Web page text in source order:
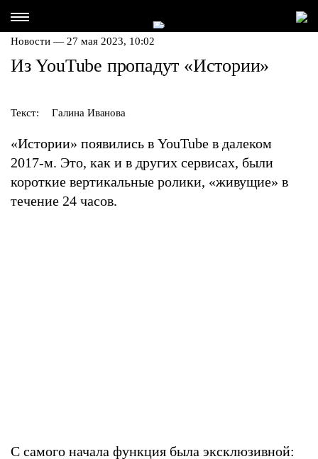
Новости — 27 мая 2023, 10:02
Из YouTube пропадут «Истории»
Текст: Галина Иванова
«Истории» появились в YouTube в далеком
2017-м. Это, как и в других сервисах, были
короткие вертикальные ролики, «живущие» в
течение 24 часов.
С самого начала функция была эксклюзивной: